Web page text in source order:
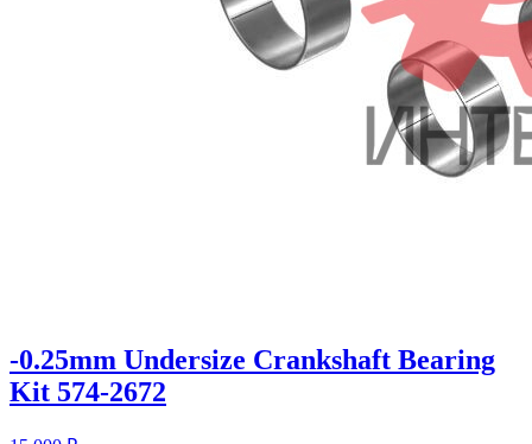
-0.25mm Undersize Crankshaft Bearing
Kit 574-2672